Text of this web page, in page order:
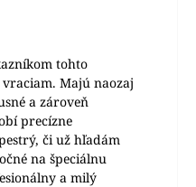
tohto
Majú naozaj
a zároveň
precízne
či už hľadám
na špeciálnu
a milý